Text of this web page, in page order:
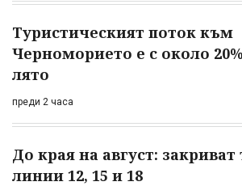
Туристическият поток към
Черноморието е с около
лято
преди 2 часа
До края на август:
линии 12, 15 и 18